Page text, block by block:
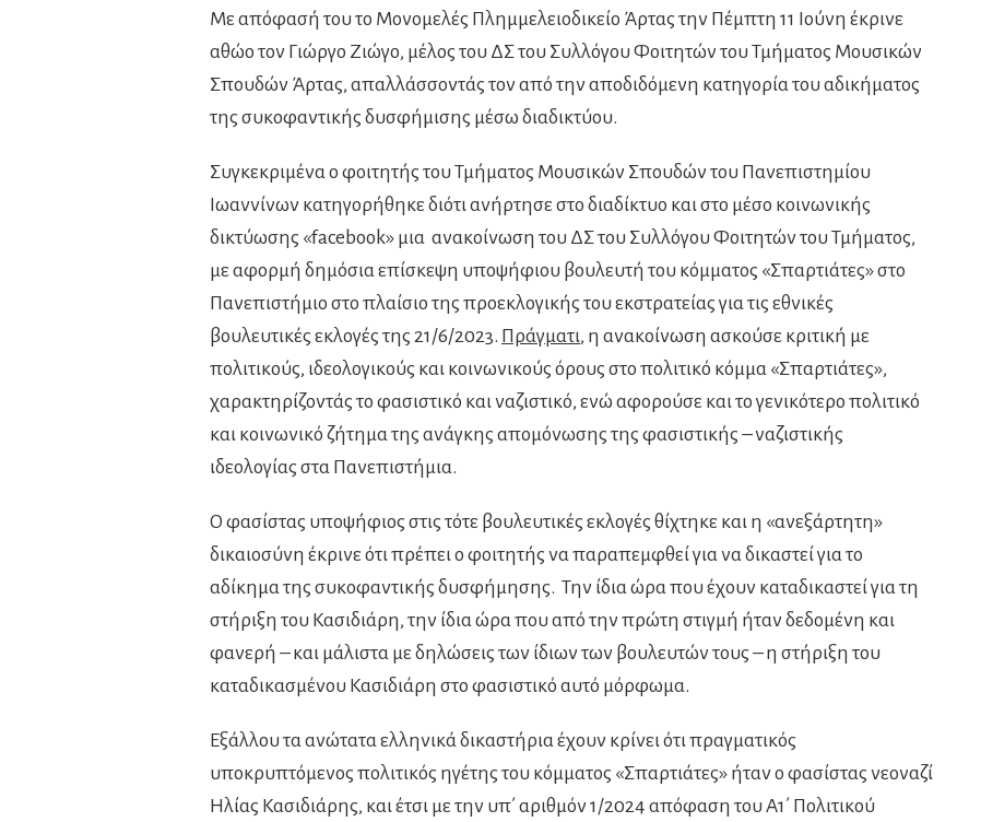
Με απόφασή του το Μονομελές Πλημμελειοδικείο Άρτας την Πέμπτη 11 Ιούνη έκρινε
αθώο τον Γιώργο Ζιώγο, μέλος του ΔΣ του Συλλόγου Φοιτητών του Τμήματος Μουσικών
Σπουδών Άρτας, απαλλάσσοντάς τον από την αποδιδόμενη κατηγορία του αδικήματος
της συκοφαντικής δυσφήμισης μέσω διαδικτύου.
Συγκεκριμένα ο φοιτητής του Τμήματος Μουσικών Σπουδών του Πανεπιστημίου
Ιωαννίνων κατηγορήθηκε διότι ανήρτησε στο διαδίκτυο και στο μέσο κοινωνικής
δικτύωσης «facebook» μια ανακοίνωση του ΔΣ του Συλλόγου Φοιτητών του Τμήματος,
με αφορμή δημόσια επίσκεψη υποψήφιου βουλευτή του κόμματος «Σπαρτιάτες» στο
Πανεπιστήμιο στο πλαίσιο της προεκλογικής του εκστρατείας για τις εθνικές
βουλευτικές εκλογές της 21/6/2023. Πράγματι, η ανακοίνωση ασκούσε κριτική με
πολιτικούς, ιδεολογικούς και κοινωνικούς όρους στο πολιτικό κόμμα «Σπαρτιάτες»,
χαρακτηρίζοντάς το φασιστικό και ναζιστικό, ενώ αφορούσε και το γενικότερο πολιτικό
και κοινωνικό ζήτημα της ανάγκης απομόνωσης της φασιστικής – ναζιστικής
ιδεολογίας στα Πανεπιστήμια.
Ο φασίστας υποψήφιος στις τότε βουλευτικές εκλογές θίχτηκε και η «ανεξάρτητη»
δικαιοσύνη έκρινε ότι πρέπει ο φοιτητής να παραπεμφθεί για να δικαστεί για το
αδίκημα της συκοφαντικής δυσφήμησης. Την ίδια ώρα που έχουν καταδικαστεί για τη
στήριξη του Κασιδιάρη, την ίδια ώρα που από την πρώτη στιγμή ήταν δεδομένη και
φανερή – και μάλιστα με δηλώσεις των ίδιων των βουλευτών τους – η στήριξη του
καταδικασμένου Κασιδιάρη στο φασιστικό αυτό μόρφωμα.
Εξάλλου τα ανώτατα ελληνικά δικαστήρια έχουν κρίνει ότι πραγματικός
υποκρυπτόμενος πολιτικός ηγέτης του κόμματος «Σπαρτιάτες» ήταν ο φασίστας νεοναζί
Ηλίας Κασιδιάρης, και έτσι με την υπ΄ αριθμόν 1/2024 απόφαση του Α1΄ Πολιτικού